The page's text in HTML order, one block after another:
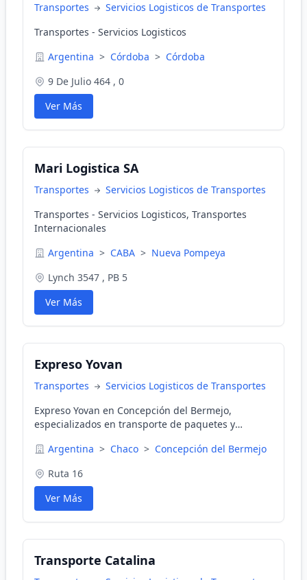
Transportes
Servicios Logisticos de Transportes
Transportes - Servicios Logisticos
Argentina > Córdoba > Córdoba
9 De Julio 464 , 0
Ver Más
Mari Logistica SA
Transportes
Servicios Logisticos de Transportes
Transportes - Servicios Logisticos, Transportes
Internacionales
Argentina > CABA > Nueva Pompeya
Lynch 3547 , PB 5
Ver Más
Expreso Yovan
Transportes
Servicios Logisticos de Transportes
Expreso Yovan en Concepción del Bermejo,
especializados en transporte de paquetes y
Argentina > Chaco > Concepción del Bermejo
Ruta 16
Ver Más
Transporte Catalina